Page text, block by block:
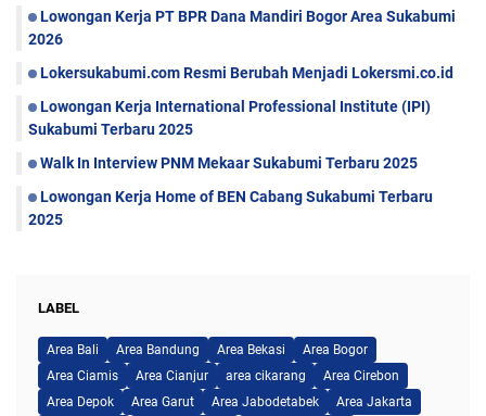
Lowongan Kerja PT BPR Dana Mandiri Bogor Area Sukabumi
2026
Lokersukabumi.com Resmi Berubah Menjadi Lokersmi.co.id
Lowongan Kerja International Professional Institute (IPI)
Sukabumi Terbaru 2025
Walk In Interview PNM Mekaar Sukabumi Terbaru 2025
Lowongan Kerja Home of BEN Cabang Sukabumi Terbaru
2025
LABEL
Area Bali Area Bandung Area Bekasi
Area Bogor
Area Ciamis
Area Cianjur area cikarang
Area Cirebon
Area Depok
Area Garut Area Jabodetabek
Area Jakarta